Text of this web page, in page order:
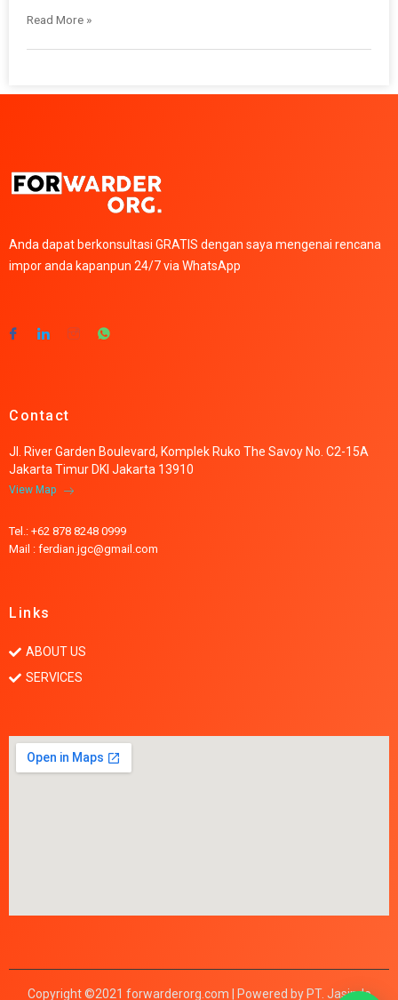
Read More »
Anda dapat berkonsultasi GRATIS dengan saya mengenai rencana
impor anda kapanpun 24/7 via WhatsApp
Contact
Jl. River Garden Boulevard, Komplek Ruko The Savoy No. C2-15A
Jakarta Timur DKI Jakarta 13910
View Map
Tel.: +62 878 8248 0999
Mail : ferdian.jgc@gmail.com
Links
ABOUT US
SERVICES
Copyright ©2021 forwarderorg.com | Powered by PT. Jasindo